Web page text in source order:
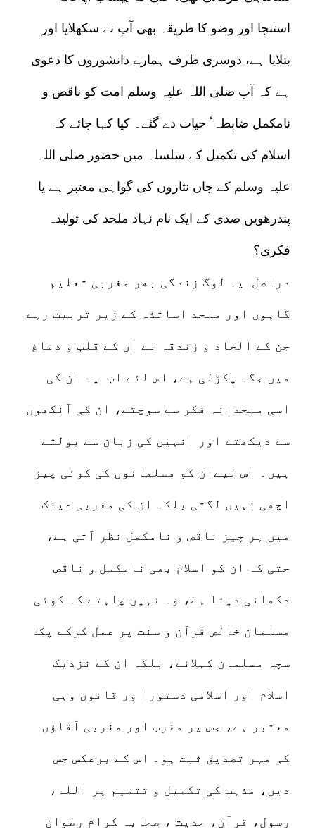
استنجا اور وضو کا طریقہ بھی آپ نے سکھلایا اور
بتلایا ہے، دوسری طرف ہمارے دانشوروں کا دعویٰ
ہے کہ آپ صلی اللہ علیہ وسلم امت کو ناقص و
نامکمل ضابطہٴ حیات دے گئے۔ کیا کہا جائے کہ
اسلام کی تکمیل کے سلسلہ میں حضور صلی اللہ
علیہ وسلم کے جاں نثاروں کی گواہی معتبر ہے یا
پندرھویں صدی کے ایک نام نہاد ملحد کی ثولیدہ
فکری؟
دراصل یہ لوگ زندگی بھر مغربی تعلیم
گاہوں اور ملحد اساتذہ کے زیر تربیت رہے
جن کے الحاد و زندقہ نے ان کے قلب و دماغ
میں جگہ پکڑلی ہے، اس لئے اب یہ ان کی
اسی ملحدانہ فکر سے سوچتے، ان کی آنکھوں
سے دیکھتے اور انہیں کی زبان سے بولتے
ہیں۔ اس لیےان کو مسلمانوں کی کوئی چیز
اچھی نہیں لگتی بلکہ ان کی مغربی عینک
میں ہر چیز ناقص و نامکمل نظر آتی ہے،
حتی کہ ان کو اسلام بھی نامکمل و ناقص
دکھائی دیتا ہے، وہ نہیں چاہتے کہ کوئی
مسلمان خالص قرآن و سنت پر عمل کرکے پکا
سچا مسلمان کہلائے، بلکہ ان کے نزدیک
اسلام اور اسلامی دستور اور قانون وہی
معتبر ہے، جس پر مغرب اور مغربی آقاؤں
کی مہر تصدیق ثبت ہو۔ اس کے برعکس جس
دین، مذہب کی تکمیل و تتمیم پر اللہ،
رسول، قرآن، حدیث ، صحابہ کرام رضوان